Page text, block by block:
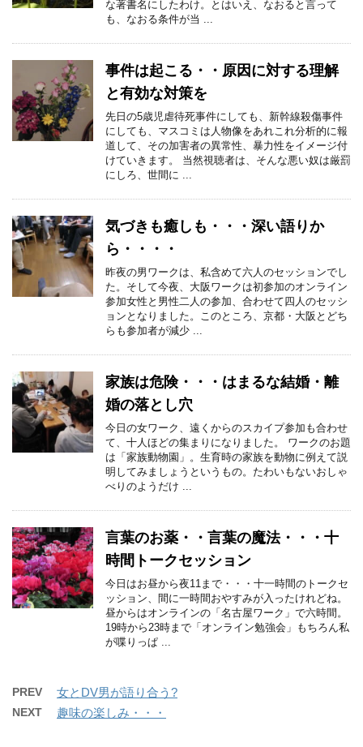
な著書名にしたわけ。とはいえ、なおると言って
も、なおる条件が当 ...
事件は起こる・・原因に対する理解
と有効な対策を
先日の5歳児虐待死事件にしても、新幹線殺傷事件
にしても、マスコミは人物像をあれこれ分析的に報
道して、その加害者の異常性、暴力性をイメージ付
けていきます。 当然視聴者は、そんな悪い奴は厳罰
にしろ、世間に ...
気づきも癒しも・・・深い語りか
ら・・・・
昨夜の男ワークは、私含めて六人のセッションでし
た。そして今夜、大阪ワークは初参加のオンライン
参加女性と男性二人の参加、合わせて四人のセッシ
ョンとなりました。このところ、京都・大阪とどち
らも参加者が減少 ...
家族は危険・・・はまるな結婚・離
婚の落とし穴
今日の女ワーク、遠くからのスカイプ参加も合わせ
て、十人ほどの集まりになりました。 ワークのお題
は「家族動物園」。生育時の家族を動物に例えて説
明してみましょうというもの。たわいもないおしゃ
べりのようだけ ...
言葉のお薬・・言葉の魔法・・・十
時間トークセッション
今日はお昼から夜11まで・・・十一時間のトークセ
ッション、間に一時間おやすみが入ったけれどね。
昼からはオンラインの「名古屋ワーク」で六時間。
19時から23時まで「オンライン勉強会」もちろん私
が喋りっぱ ...
PREV 女とDV男が語り合う?
NEXT 趣味の楽しみ・・・